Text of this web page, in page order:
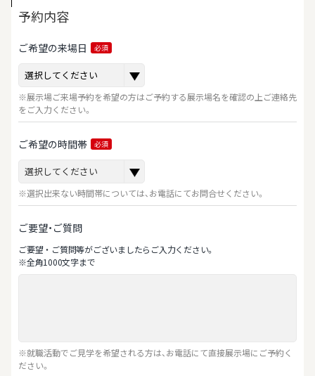
予約内容
ご希望の来場日 必須
※展示場ご来場予約を希望の方はご予約する展示場名を確認の上ご連絡先
をご入力ください。
ご希望の時間帯 必須
※選択出来ない時間帯については、お電話にてお問合せください。
ご要望・ご質問
ご要望‧ご質問等がございましたらご⼊⼒ください。
※全⾓1000⽂字まで
※就職活動でご見学を希望される方は、お電話にて直接展示場にご予約く
ださい。